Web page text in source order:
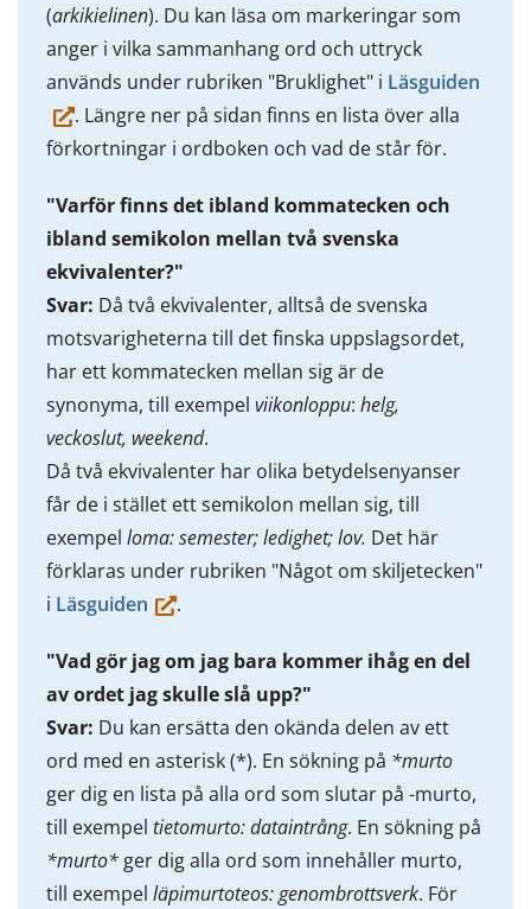
(arkikielinen). Du kan läsa om markeringar som
anger i vilka sammanhang ord och uttryck
används under rubriken "Bruklighet" i Läsguiden
. Längre ner på sidan finns en lista över alla
förkortningar i ordboken och vad de står för.
"Varför finns det ibland kommatecken och
ibland semikolon mellan två svenska
ekvivalenter?"
Svar: Då två ekvivalenter, alltså de svenska
motsvarigheterna till det finska uppslagsordet,
har ett kommatecken mellan sig är de
synonyma, till exempel viikonloppu: helg,
veckoslut, weekend.
Då två ekvivalenter har olika betydelsenyanser
får de i stället ett semikolon mellan sig, till
exempel loma: semester; ledighet; lov. Det här
förklaras under rubriken "Något om skiljetecken"
i Läsguiden (du
till
en
annan
tjänst)
.
"Vad gör jag om jag bara kommer ihåg en del
av ordet jag skulle slå upp?"
Svar: Du kan ersätta den okända delen av ett
ord med en asterisk (*). En sökning på *murto
ger dig en lista på alla ord som slutar på -murto,
till exempel tietomurto: dataintrång. En sökning på
*murto* ger dig alla ord som innehåller murto,
till exempel läpimurtoteos: genombrottsverk. För